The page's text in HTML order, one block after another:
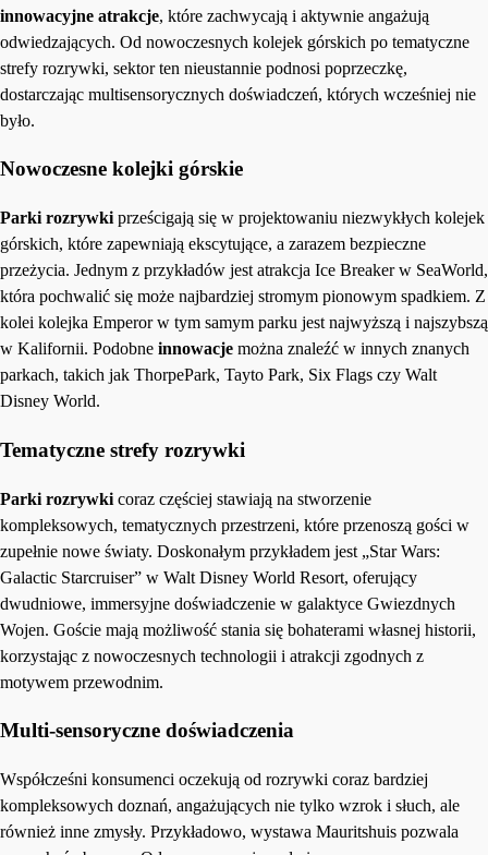
innowacyjne atrakcje, które zachwycają i aktywnie angażują
odwiedzających. Od nowoczesnych kolejek górskich po tematyczne
strefy rozrywki, sektor ten nieustannie podnosi poprzeczkę,
dostarczając multisensorycznych doświadczeń, których wcześniej nie
było.
Nowoczesne kolejki górskie
Parki rozrywki prześcigają się w projektowaniu niezwykłych kolejek
górskich, które zapewniają ekscytujące, a zarazem bezpieczne
przeżycia. Jednym z przykładów jest atrakcja Ice Breaker w SeaWorld,
która pochwalić się może najbardziej stromym pionowym spadkiem. Z
kolei kolejka Emperor w tym samym parku jest najwyższą i najszybszą
w Kalifornii. Podobne innowacje można znaleźć w innych znanych
parkach, takich jak ThorpePark, Tayto Park, Six Flags czy Walt
Disney World.
Tematyczne strefy rozrywki
Parki rozrywki coraz częściej stawiają na stworzenie
kompleksowych, tematycznych przestrzeni, które przenoszą gości w
zupełnie nowe światy. Doskonałym przykładem jest „Star Wars:
Galactic Starcruiser” w Walt Disney World Resort, oferujący
dwudniowe, immersyjne doświadczenie w galaktyce Gwiezdnych
Wojen. Goście mają możliwość stania się bohaterami własnej historii,
korzystając z nowoczesnych technologii i atrakcji zgodnych z
motywem przewodnim.
Multi-sensoryczne doświadczenia
Współcześni konsumenci oczekują od rozrywki coraz bardziej
kompleksowych doznań, angażujących nie tylko wzrok i słuch, ale
również inne zmysły. Przykładowo, wystawa Mauritshuis pozwala